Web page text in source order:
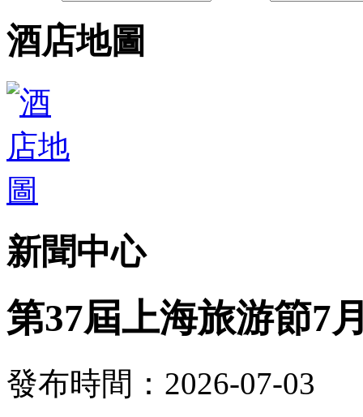
酒店地圖
新聞中心
第37屆上海旅游節7
發布時間：2026-07-03